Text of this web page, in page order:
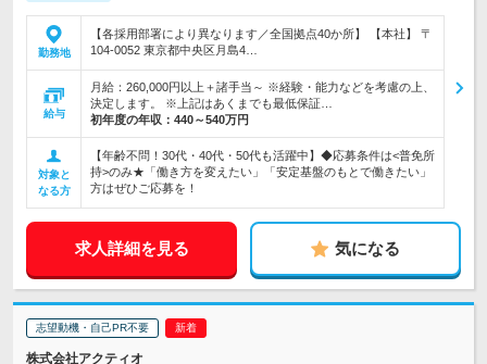
勤務地
【各採用部署により異なります／全国拠点40か所】 【本社】 〒
104-0052 東京都中央区月島4…
給与
月給：260,000円以上＋諸手当～ ※経験・能力などを考慮の上、
決定します。 ※上記はあくまでも最低保証…
初年度の年収： 440～540万円
対象と
なる方
【年齢不問！30代・40代・50代も活躍中】◆応募条件は<普免所
持>のみ★「働き方を変えたい」「安定基盤のもとで働きたい」
方はぜひご応募を！
求人詳細を見る 気になる
志望動機・自己PR不要
株式会社アクティオ